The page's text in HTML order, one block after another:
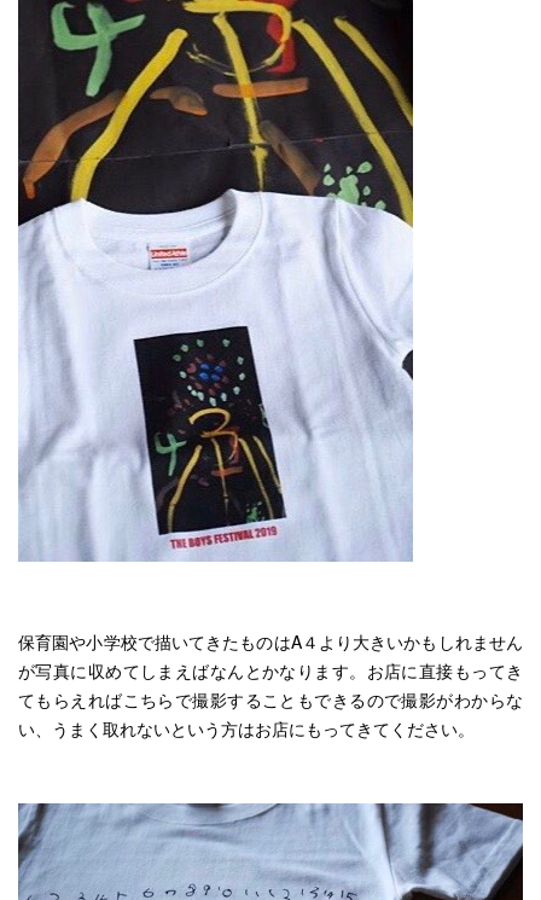
保育園や小学校で描いてきたものはA４より大きいかもしれません
が写真に収めてしまえばなんとかなります。お店に直接もってき
てもらえればこちらで撮影することもできるので撮影がわからな
い、うまく取れないという方はお店にもってきてください。